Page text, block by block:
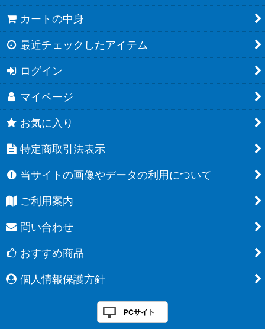
カートの中身
最近チェックしたアイテム
ログイン
マイページ
お気に入り
特定商取引法表示
当サイトの画像やデータの利用について
ご利用案内
問い合わせ
おすすめ商品
個人情報保護方針
PCサイト